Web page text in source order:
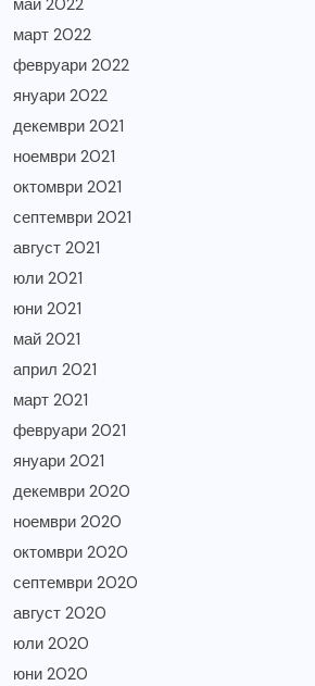
май 2022
март 2022
февруари 2022
януари 2022
декември 2021
ноември 2021
октомври 2021
септември 2021
август 2021
юли 2021
юни 2021
май 2021
април 2021
март 2021
февруари 2021
януари 2021
декември 2020
ноември 2020
октомври 2020
септември 2020
август 2020
юли 2020
юни 2020